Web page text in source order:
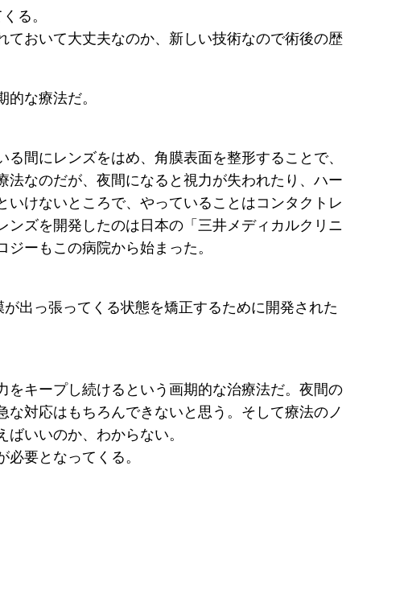
る。
おいて大丈夫なのか、新しい技術なので術後の歴
な療法だ。
間にレンズをはめ、角膜表面を整形することで、
なのだが、夜間になると視力が失われたり、ハー
けないところで、やっていることはコンタクトレ
ズを開発したのは日本の「三井メディカルクリニ
ーもこの病院から始まった。
出っ張ってくる状態を矯正するために開発された
キープし続けるという画期的な治療法だ。夜間の
対応はもちろんできないと思う。そして療法のノ
いいのか、わからない。
要となってくる。